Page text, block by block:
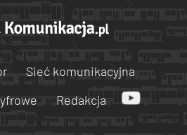
Sieć komunikacyjna
Redakcja